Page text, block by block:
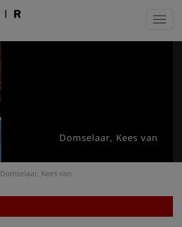
Domselaar, Kees van
Domselaar, Kees van